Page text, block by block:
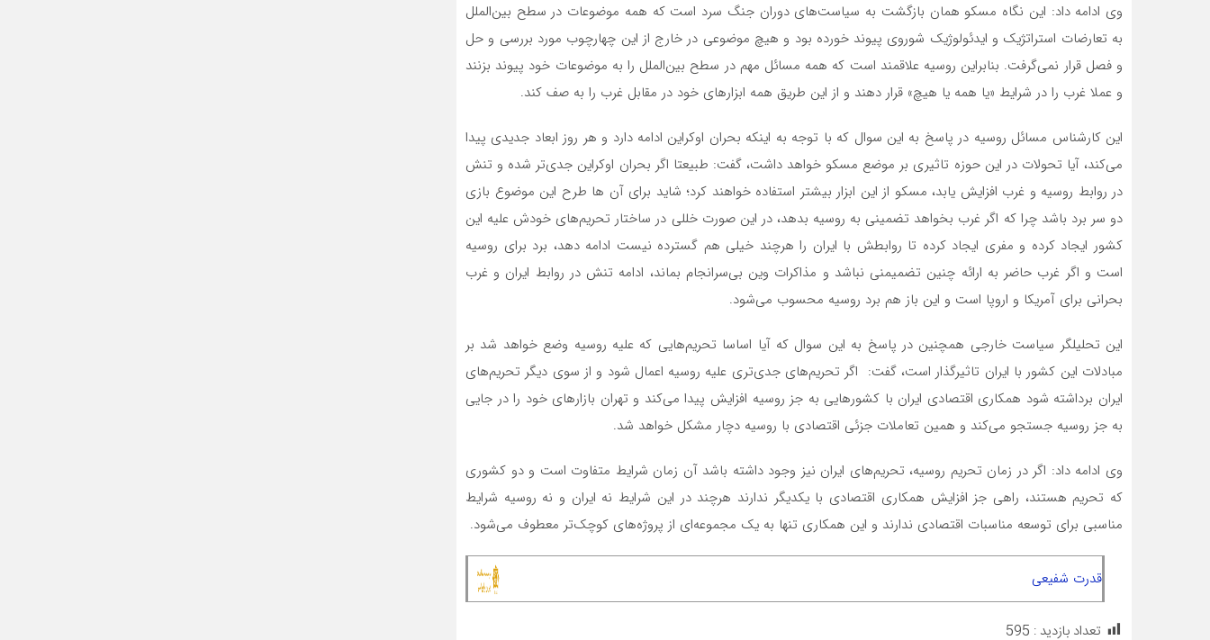
وی ادامه داد: این نگاه مسکو همان بازگشت به سیاست‌های دوران جنگ سرد است که همه موضوعات در سطح بین‌الملل
به تعارضات استراتژیک و ایدئولوژیک شوروی پیوند خورده بود و هیچ موضوعی در خارج از این چهارچوب مورد بررسی و حل
و فصل قرار نمی‌گرفت. بنابراین روسیه علاقمند است که همه مسائل مهم در سطح بین‌الملل را به موضوعات خود پیوند بزنند
و عملا غرب را در شرایط «یا همه یا هیچ» قرار دهند و از این طریق همه ابزارهای خود در مقابل غرب را به صف کند.
این کارشناس مسائل روسیه در پاسخ به این سوال که با توجه به اینکه بحران اوکراین ادامه دارد و هر روز ابعاد جدیدی پیدا
می‌کند، آیا تحولات در این حوزه تاثیری بر موضع مسکو خواهد داشت، گفت: طبیعتا اگر بحران اوکراین جدی‌تر شده و تنش
در روابط روسیه و غرب افزایش یابد، مسکو از این ابزار بیشتر استفاده خواهند کرد؛ شاید برای آن ها طرح این موضوع بازی
دو سر برد باشد چرا که اگر غرب بخواهد تضمینی به روسیه بدهد، در این صورت خللی در ساختار تحریم‌های خودش علیه این
کشور ایجاد کرده و مفری ایجاد کرده تا روابطش با ایران را هرچند خیلی هم گسترده نیست ادامه دهد، برد برای روسیه
است و اگر غرب حاضر به ارائه چنین تضمیمنی نباشد و مذاکرات وین بی‌سرانجام بماند، ادامه تنش در روابط ایران و غرب
بحرانی برای آمریکا و اروپا است و این باز هم برد روسیه محسوب می‌شود.
این تحلیلگر سیاست خارجی همچنین در پاسخ به این سوال که آیا اساسا تحریم‌هایی که علیه روسیه وضع خواهد شد بر
مبادلات این کشور با ایران تاثیرگذار است، گفت: اگر تحریم‌های جدی‌تری علیه روسیه اعمال شود و از سوی دیگر تحریم‌های
ایران برداشته شود همکاری اقتصادی ایران با کشورهایی به جز روسیه افزایش پیدا می‌کند و تهران بازارهای خود را در جایی
به جز روسیه جستجو می‌کند و همین تعاملات جزئی اقتصادی با روسیه دچار مشکل خواهد شد.
وی ادامه داد: اگر در زمان تحریم روسیه، تحریم‌های ایران نیز وجود داشته باشد آن زمان شرایط متفاوت است و دو کشوری
که تحریم هستند، راهی جز افزایش همکاری اقتصادی با یکدیگر ندارند هرچند در این شرایط نه ایران و نه روسیه شرایط
مناسبی برای توسعه مناسبات اقتصادی ندارند و این همکاری تنها به یک مجموعه‌ای از پروژه‌های کوچک‌تر معطوف می‌شود.
قدرت شفیعی
تعداد بازدید : 595